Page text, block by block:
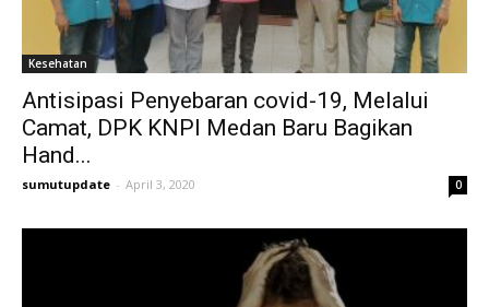
Kesehatan
Antisipasi Penyebaran covid-19, Melalui
Camat, DPK KNPI Medan Baru Bagikan
Hand...
sumutupdate - April 3, 2020 0